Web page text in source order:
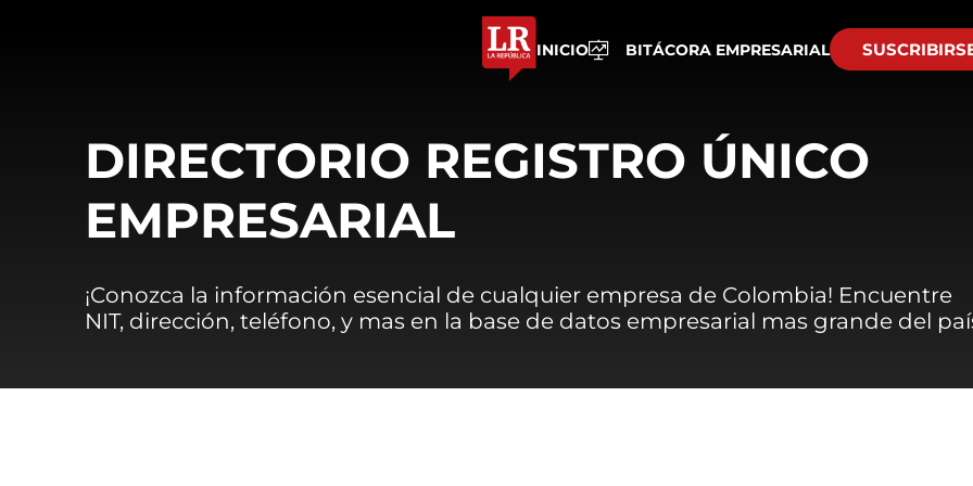
INICIO BITÁCORA EMPRESARIAL
DIRECTORIO REGISTRO ÚNICO
EMPRESARIAL
¡Conozca la información esencial de cualquier empresa de Colombia! Encuentre
NIT, dirección, teléfono, y mas en la base de datos empresarial mas grande del